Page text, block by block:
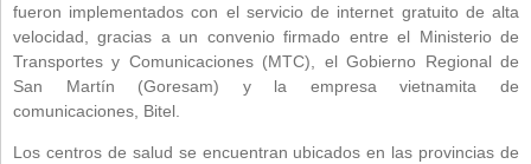
fueron implementados con el servicio de internet gratuito de alta
velocidad, gracias a un convenio firmado entre el Ministerio de
Transportes y Comunicaciones (MTC), el Gobierno Regional de
San Martín (Goresam) y la empresa vietnamita de
comunicaciones, Bitel.
Los centros de salud se encuentran ubicados en las provincias de